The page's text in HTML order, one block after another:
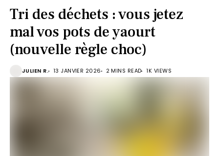
Tri des déchets : vous jetez
mal vos pots de yaourt
(nouvelle règle choc)
JULIEN R. 13 JANVIER 2026 2 MINS READ 1K VIEWS